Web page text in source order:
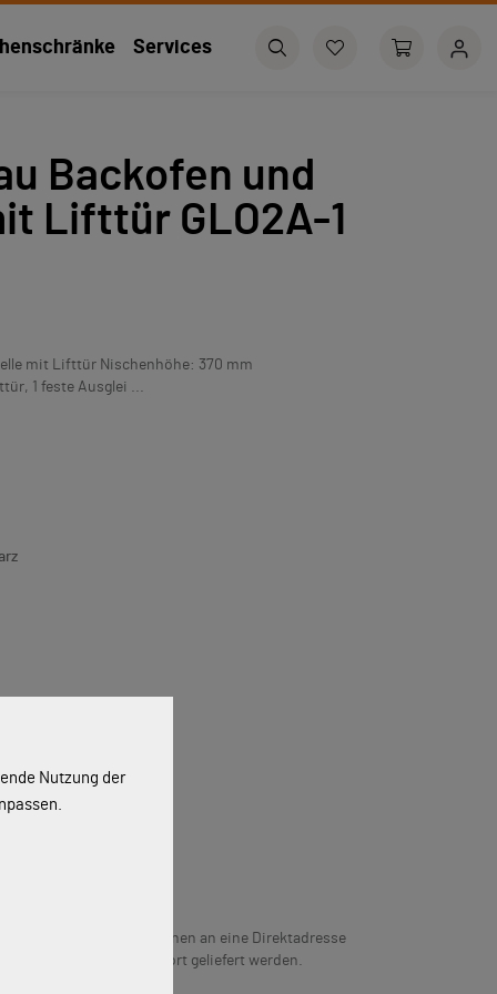
Nutzung der
Services
Backofen und
Lifttür GLO2A-1
mit Lifttür Nischenhöhe: 370 mm
1 feste Ausglei ...
Werktagen. Artikel können an eine Direktadresse
gewählten Abholort geliefert werden.